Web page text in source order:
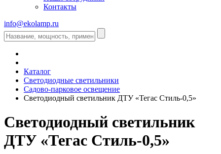
Контакты
info@ekolamp.ru
Каталог
Светодиодные светильники
Садово-парковое освещение
Светодиодный светильник ДТУ «Тегас Стиль-0,5»
Светодиодный светильник
ДТУ «Тегас Стиль-0,5»